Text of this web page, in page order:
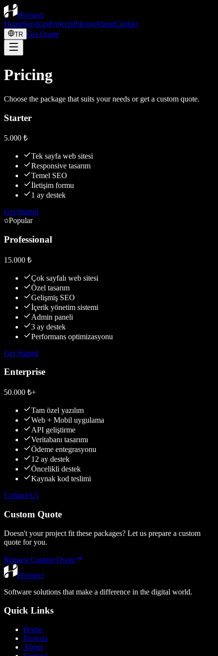
Hovnect
HomeServicesProjectsPricingAboutContact
TR Get Quote
Pricing
Choose the package that suits your needs or get a custom quote.
Starter
5.000 ₺
Tek sayfa web sitesi
Responsive tasarım
Temel SEO
İletişim formu
1 ay destek
Get Started
Popular
Professional
15.000 ₺
Çok sayfalı web sitesi
Özel tasarım
Gelişmiş SEO
İçerik yönetim sistemi
Admin paneli
3 ay destek
Performans optimizasyonu
Get Started
Enterprise
50.000 ₺+
Tam özel yazılım
Web + Mobil uygulama
API geliştirme
Veritabanı tasarımı
Ödeme entegrasyonu
12 ay destek
Öncelikli destek
Kaynak kod teslimi
Contact Us
Custom Quote
Doesn't your project fit these packages? Let us prepare a custom
quote for you.
Request Custom Quote
Hovnect
Software solutions that make a difference in the digital world.
Quick Links
Home
Projects
About